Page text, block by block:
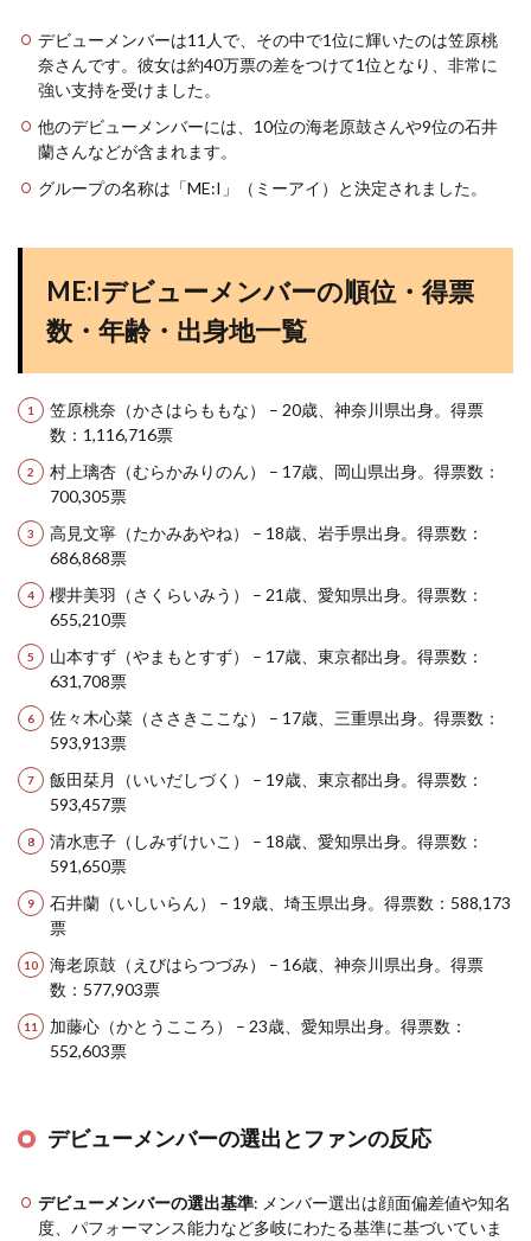
デビューメンバーは11人で、その中で1位に輝いたのは笠原桃
奈さんです。彼女は約40万票の差をつけて1位となり、非常に
強い支持を受けました​​。
他のデビューメンバーには、10位の海老原鼓さんや9位の石井
蘭さんなどが含まれます​​。
グループの名称は「ME:I」（ミーアイ）と決定されました​​。
ME:Iデビューメンバーの順位・得票
数・年齢・出身地一覧
笠原桃奈（かさはらももな） – 20歳、神奈川県出身。得票
数：1,116,716票
村上璃杏（むらかみりのん） – 17歳、岡山県出身。得票数：
700,305票
高見文寧（たかみあやね） – 18歳、岩手県出身。得票数：
686,868票
櫻井美羽（さくらいみう） – 21歳、愛知県出身。得票数：
655,210票
山本すず（やまもとすず） – 17歳、東京都出身。得票数：
631,708票
佐々木心菜（ささきここな） – 17歳、三重県出身。得票数：
593,913票
飯田栞月（いいだしづく） – 19歳、東京都出身。得票数：
593,457票
清水恵子（しみずけいこ） – 18歳、愛知県出身。得票数：
591,650票
石井蘭（いしいらん） – 19歳、埼玉県出身。得票数：588,173
票
海老原鼓（えびはらつづみ） – 16歳、神奈川県出身。得票
数：577,903票
加藤心（かとうこころ） – 23歳、愛知県出身。得票数：
552,603票
デビューメンバーの選出とファンの反応
デビューメンバーの選出基準: メンバー選出は顔面偏差値や知名
度、パフォーマンス能力など多岐にわたる基準に基づいていま